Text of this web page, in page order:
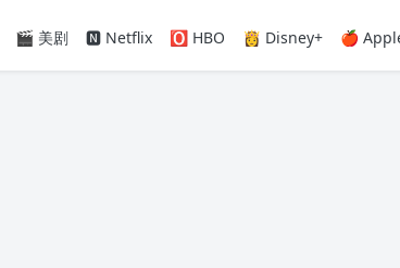
🎬 美剧 🅽 Netflix 🅾️ HBO 👸 Disney+ 🍎